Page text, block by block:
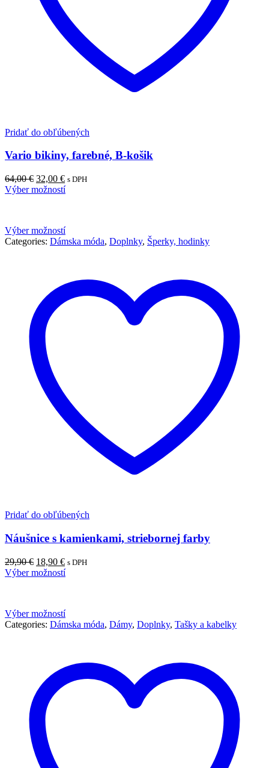
Pridať do obľúbených
Vario bikiny, farebné, B-košik
64,00€ Pôvodná
cena
32,00 €Aktuálna
cena
s DPH
Výber možností
Výber možností
Categories: Dámska móda, Doplnky, Šperky, hodinky
Pridať do obľúbených
Náušnice s kamienkami, striebornej farby
29,90€ Pôvodná
cena
18,90 €Aktuálna
cena
s DPH
Výber možností
Výber možností
Categories: Dámska móda, Dámy, Doplnky, Tašky a kabelky